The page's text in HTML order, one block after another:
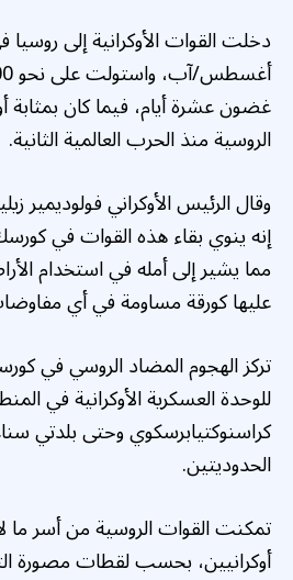
دخلت القوات الأوكرانية إلى
غضون عشرة أيام، فيما كان
الروسية منذ الحرب العالمية الثانية.
وقال الرئيس الأوكراني فولوديمير
إنه ينوي بقاء هذه القوات في
مما يشير إلى أمله في استخدام
عليها كورقة مساومة في أي
تركز الهجوم المضاد الروسي في
للوحدة العسكرية الأوكرانية في
كراسنوكتيابرسكوي وحتى بلدتي
الحدوديتين.
أوكرانيين، بحسب لقطات مصورة